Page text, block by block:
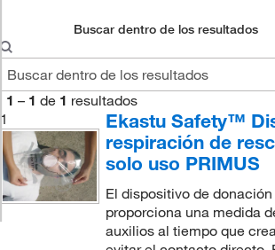
Buscar dentro de los resultados
1 – 1 de 1 resultados
1
Ekastu Safety™
respiración de
solo uso PRIMUS
El dispositivo de
proporciona una medida
auxilios al tiempo que